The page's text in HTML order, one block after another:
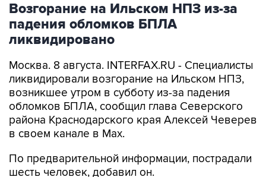
Возгорание на Ильском НПЗ из-за
падения обломков БПЛА
ликвидировано
Москва. 8 августа. INTERFAX.RU - Специалисты
ликвидировали возгорание на Ильском НПЗ,
возникшее утром в субботу из-за падения
обломков БПЛА, сообщил глава Северского
района Краснодарского края Алексей Чеверев
в своем канале в Max.
По предварительной информации, пострадали
шесть человек, добавил он.